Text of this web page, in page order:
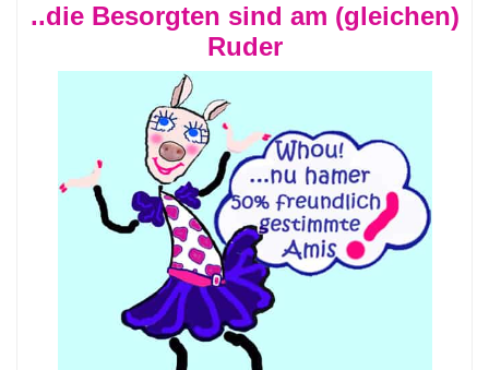
..die Besorgten sind am (gleichen)
Ruder